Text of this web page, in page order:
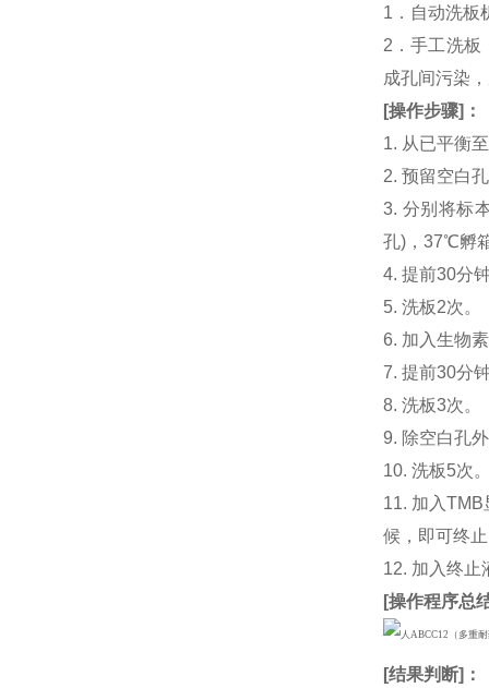
1．自动洗板
2．手工洗板
成孔间污染
[操作步骤] ：
1. 从已平衡
2. 预留空白
3. 分别将标
孔)，37℃孵
4. 提前30分
5. 洗板2次。
6. 加入生物
7. 提前30分
8. 洗板3次。
9. 除空白孔
10. 洗板5次
11. 加入
候，即可终
12. 加入终止
[操作程序总
[结果判断]：